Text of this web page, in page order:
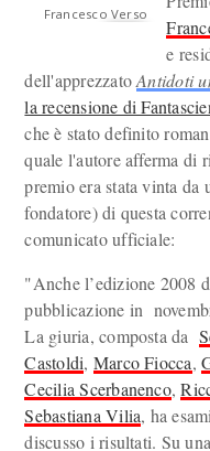
Francesco Verso
e
dell'apprezzatoAntidoti
la recensione di
che è stato definito
quale l'autore afferma di
premio era stata vinta da
fondatore) di questa
comunicato ufficiale:
"Anche l’edizione 2008
pubblicazione in
La giuria, composta da
Castoldi, Marco Fiocca,
Cecilia Scerbanenco,
Sebastiana Vilia, ha
discusso i risultati. Su